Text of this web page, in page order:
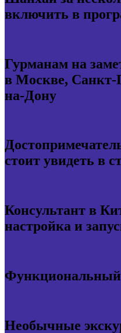
включить в
Гурманам на
в Москве, Санкт-
на-Дону
стоит увидеть в
Консультант в
настройка и
Функциональный
Необычные